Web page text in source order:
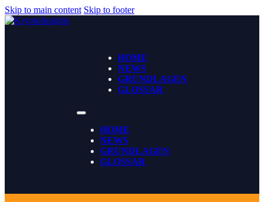
Skip to main content Skip to footer
HOME
NEWS
GRUNDLAGEN
GLOSSAR
HOME
NEWS
GRUNDLAGEN
GLOSSAR